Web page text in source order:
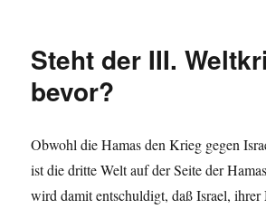
Steht der III.
bevor?
Obwohl die Hamas den Krieg gegen
ist die dritte Welt auf der Seite der
wird damit entschuldigt, daß Israel,